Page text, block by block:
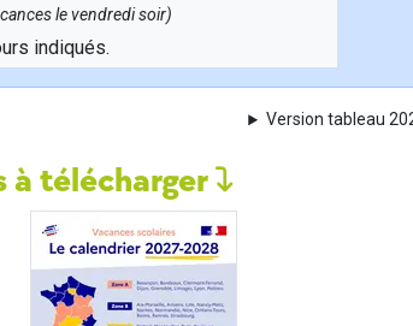
le vendredi soir)
indiqués.
Version tableau
à télécharger